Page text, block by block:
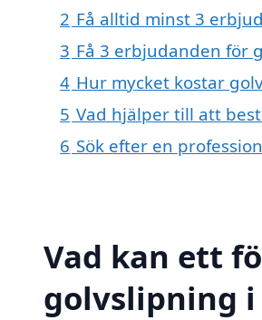
2 Få alltid minst 3
3 Få 3 erbjudanden för
4 Hur mycket kostar
5 Vad hjälper till att
6 Sök efter en
Vad kan ett
golvslipning